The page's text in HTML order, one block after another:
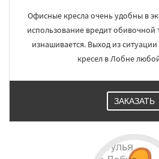
Офисные кресла очень удобны в
использование вредит обивочной
изнашивается. Выход из
кресел в Лобне
ЗАКАЗАТЬ